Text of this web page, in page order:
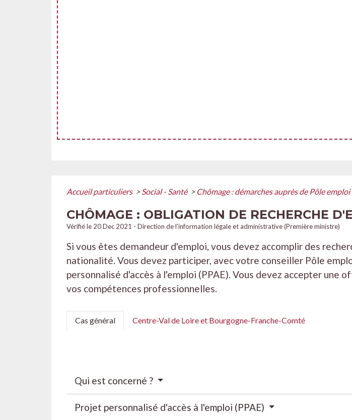
Accueil particuliers > Social - Santé > Chômage : démarches auprès de Pôle emploi
CHÔMAGE : OBLIGATION DE RECHERCHE
Vérifié le 20 Dec 2021 - Direction de l'information légale et administrative (Première ministre)
Si vous êtes demandeur d'emploi, vous devez accomplir des
nationalité. Vous devez participer, avec votre conseiller Pôle
personnalisé d'accès à l'emploi (PPAE). Vous devez accepter une
vos compétences professionnelles.
Cas général Centre-Val de Loire et Bourgogne-Franche-Comté
Qui est concerné ?
Projet personnalisé d'accès à l'emploi (PPAE)